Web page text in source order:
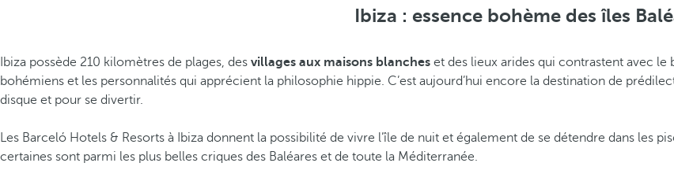
Ibiza : essence bohème des îles
Ibiza possède 210 kilomètres de plages, des villages aux maisons blanches et des lieux arides qui contrastent avec le
bohémiens et les personnalités qui apprécient la philosophie hippie. C’est aujourd’hui encore la destination de
disque et pour se divertir.
Les Barceló Hotels & Resorts à Ibiza donnent la possibilité de vivre l’île de nuit et également de se détendre dans les
certaines sont parmi les plus belles criques des Baléares et de toute la Méditerranée.